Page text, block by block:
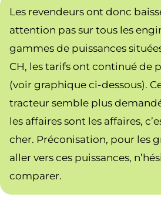
Les revendeurs ont donc
attention pas sur tous les
gammes de puissances
CH, les tarifs ont continué de
(voir graphique ci-dessous).
tracteur semble plus
les affaires sont les affaires,
cher. Préconisation, pour les
aller vers ces puissances,
comparer.